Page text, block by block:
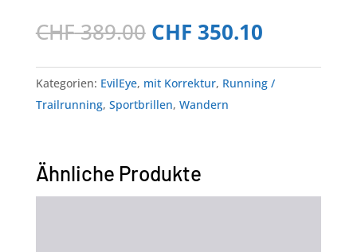
CHF389.00 Ursprünglicher
war:
CHF 389.00
CHF 350.10Aktueller
ist:
CHF
Kategorien: EvilEye, mit Korrektur, Running /
Trailrunning, Sportbrillen, Wandern
Ähnliche Produkte